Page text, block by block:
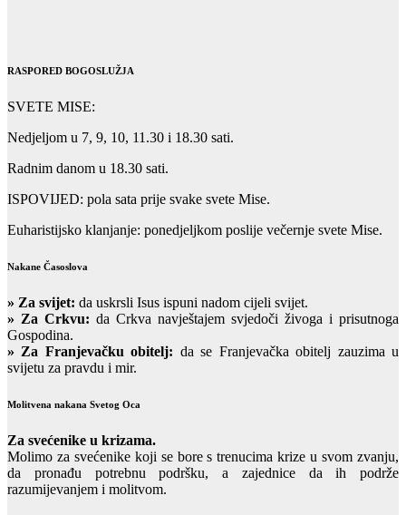
RASPORED BOGOSLUŽJA
SVETE MISE:
Nedjeljom u 7, 9, 10, 11.30 i 18.30 sati.
Radnim danom u 18.30 sati.
ISPOVIJED: pola sata prije svake svete Mise.
Euharistijsko klanjanje: ponedjeljkom poslije večernje svete Mise.
Nakane Časoslova
» Za svijet: da uskrsli Isus ispuni nadom cijeli svijet.
» Za Crkvu: da Crkva navještajem svjedoči živoga i prisutnoga
Gospodina.
» Za Franjevačku obitelj: da se Franjevačka obitelj zauzima u
svijetu za pravdu i mir.
Molitvena nakana Svetog Oca
Za svećenike u krizama.
Molimo za svećenike koji se bore s trenucima krize u svom zvanju,
da pronađu potrebnu podršku, a zajednice da ih podrže
razumijevanjem i molitvom.